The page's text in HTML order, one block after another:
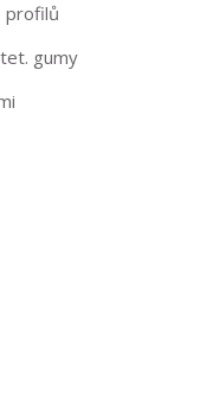
profilů
gumy